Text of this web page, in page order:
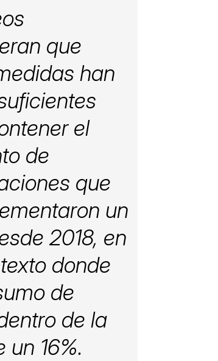
que
han
el
de
que
un
2018, en
donde
de
de la
un 16%.